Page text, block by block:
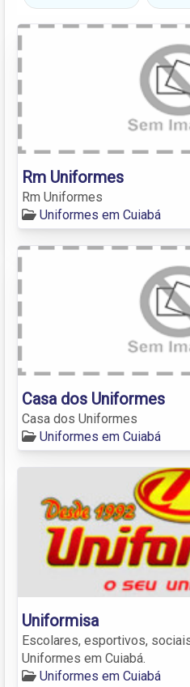
Rm Uniformes
Rm Uniformes
Uniformes em Cuiabá
Casa dos Uniformes
Casa dos Uniformes
Uniformes em Cuiabá
Uniformisa
Escolares, esportivos,
Uniformes em Cuiabá.
Uniformes em Cuiabá